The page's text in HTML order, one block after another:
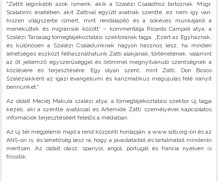
"Zattit leginkább azok ismerik, akik a Szalézi Családhoz tartoznak. Msgr.
Scalabrini esetében, akit Zattival együtt avatnak szentté, ez nem így van,
hiszen világszerte ismert, mint rendalapító és a sokéves munkájáról a
menekültek és migránsok között” – kommentálja Ricardo Campoli atya, a
Szalézi Társaság tömegtájékoztatási szektorának tagja. „Ezért az Egyháznak,
és különösen a Szalézi Családunknak nagyon hasznos lesz, ha minden
lehetséges eszközt felhasználhatunk Zatti alakjának, történetének, valamint
az őt jellemző egyszerűséggel és örömmel megnyilvánuló szentségnek a
közlésére és terjesztésére. Egy olyan szent, mint Zatti, Don Bosco
Szaléziakként az igazi evangéliumi és karizmatikus megújulás felé irányít
bennünket."
Az oldalt Maciej Makula szalézi atya, a tömegtájékoztatási szektor új tagja
kezeli, aki a szentté avatással és Artemide Zatti személyével kapcsolatos
információk terjesztéséért felelős a médiában.
Az új tér megjelenik majd a rend központi honlapján, a www.sdb.org-on és az
ANS-on is, és lehetőség lesz rá, hogy a javaslataiból és tartalmából mindenki
merítsen. Az oldalt olasz, spanyol, angol, portugál és francia nyelven is
frissítik.